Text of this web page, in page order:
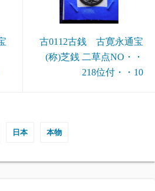
古0112古銭 古寛永通宝
(称)芝銭 二草点NO・・
218位付・・10
日本 本物